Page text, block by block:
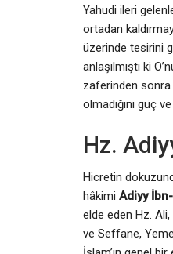
Yahudi ileri
ortadan
üzerinde tesirini
anlaşılmıştı ki
zaferinden sonra
olmadığını güç
Hz.
Hicretin
hâkimi Adiyy
elde eden Hz.
ve Seffane,